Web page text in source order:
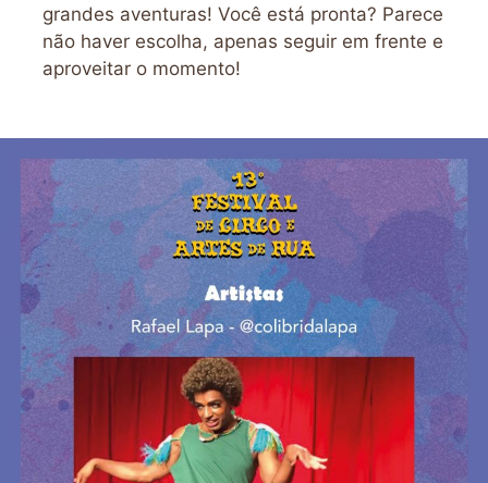
grandes aventuras! Você está pronta? Parece
não haver escolha, apenas seguir em frente e
aproveitar o momento!